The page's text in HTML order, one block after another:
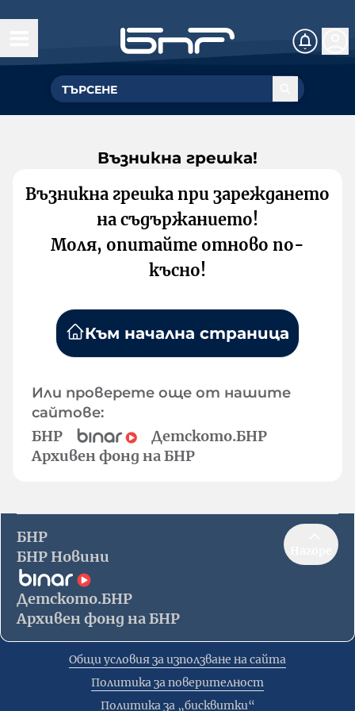
Възникна грешка!
Възникна грешка при зареждането
на съдържанието!
Моля, опитайте отново по-
късно!
Към начална страница
Или проверете още от нашите
сайтове:
БНР
Детското.БНР
Архивен фонд на БНР
БНР
БНР Новини
Детското.БНР
Архивен фонд на БНР
Общи условия за използване на сайта
Политика за поверителност
Политика за „бисквитки“